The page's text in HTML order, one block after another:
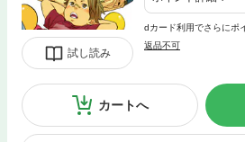
試し読み
dカード利用でさらにポ
返品不可
カートへ